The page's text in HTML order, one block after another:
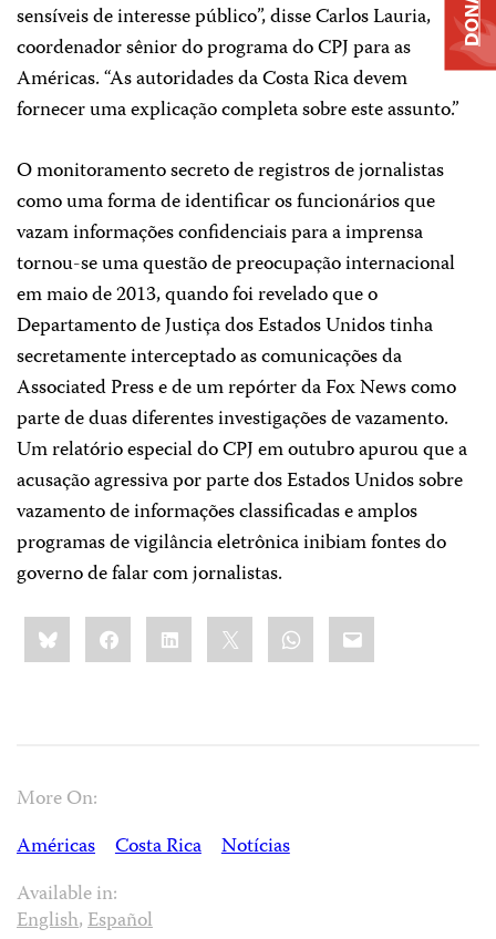
sensíveis de interesse público”, disse Carlos Lauria,
coordenador sênior do programa do CPJ para as
Américas. “As autoridades da Costa Rica devem
fornecer uma explicação completa sobre este assunto.”
O monitoramento secreto de registros de jornalistas
como uma forma de identificar os funcionários que
vazam informações confidenciais para a imprensa
tornou-se uma questão de preocupação internacional
em maio de 2013, quando foi revelado que o
Departamento de Justiça dos Estados Unidos tinha
secretamente interceptado as comunicações da
Associated Press e de um repórter da Fox News como
parte de duas diferentes investigações de vazamento.
Um relatório especial do CPJ em outubro apurou que a
acusação agressiva por parte dos Estados Unidos sobre
vazamento de informações classificadas e amplos
programas de vigilância eletrônica inibiam fontes do
governo de falar com jornalistas.
Share
this:BlueskyFacebookLinkedIn WhatsApp
Email
More On:
Américas
Costa Rica
Notícias
Available in:
English,Español